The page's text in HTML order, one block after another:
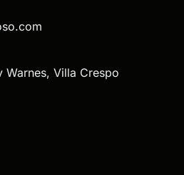
Warnes, Villa Crespo